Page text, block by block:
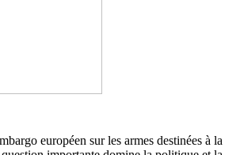
européen sur les armes destinées à la